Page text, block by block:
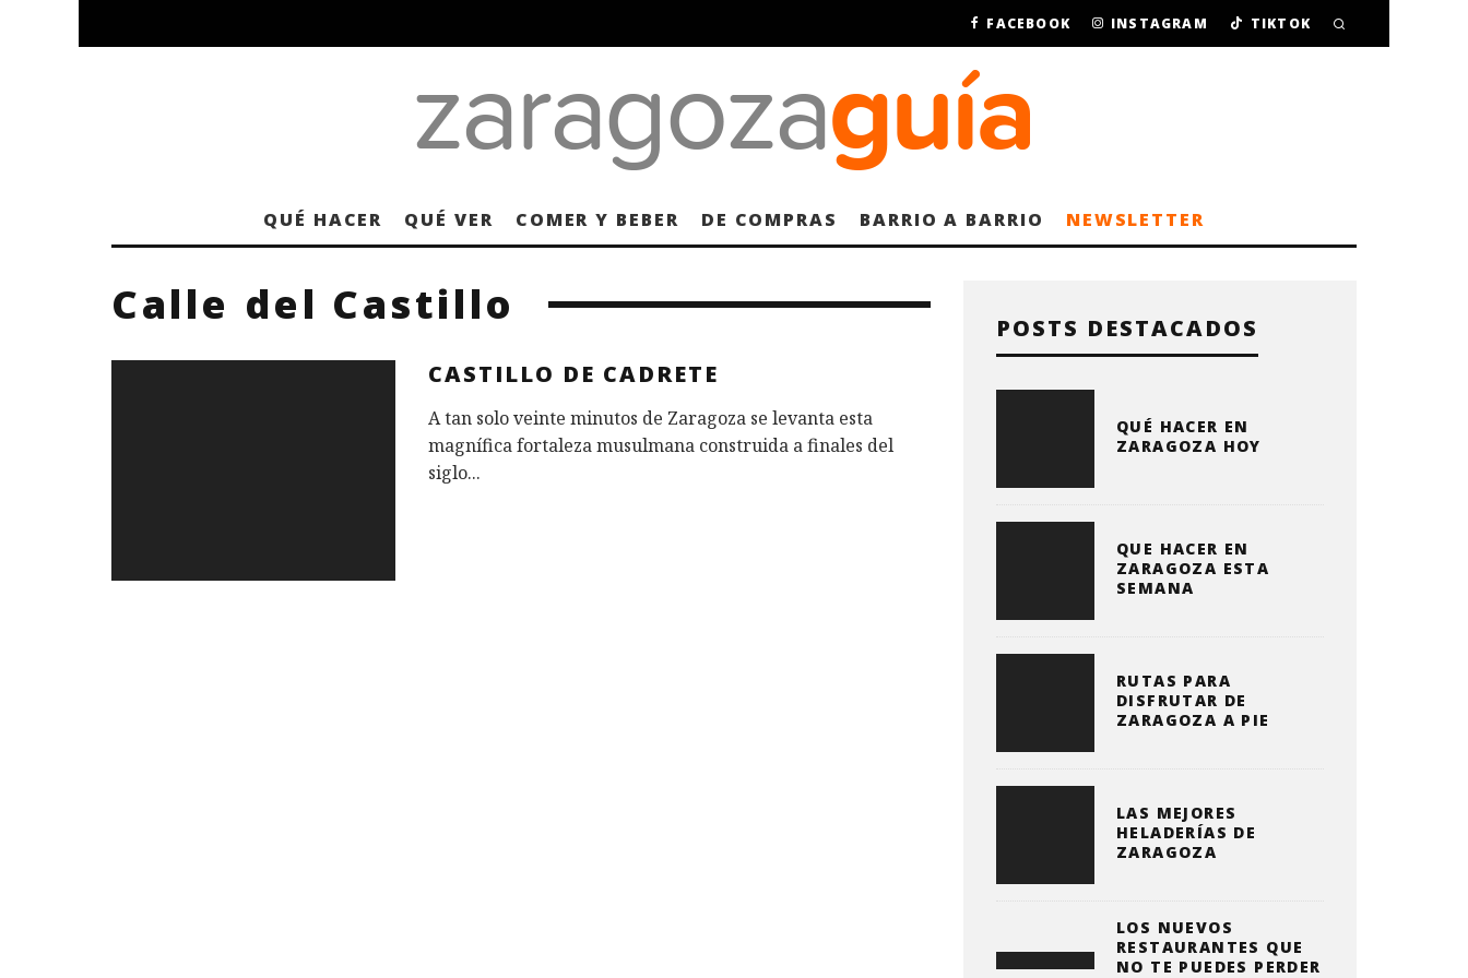
FACEBOOK INSTAGRAM TIKTOK
QUÉ HACER QUÉ VER COMER Y BEBER DE COMPRAS BARRIO A BARRIO NEWSLETTER
Calle del Castillo
CASTILLO DE CADRETE
A tan solo veinte minutos de Zaragoza se levanta esta
magnífica fortaleza musulmana construida a finales del
siglo...
POSTS DESTACADOS
QUÉ HACER EN
ZARAGOZA HOY
QUE HACER EN
ZARAGOZA ESTA
SEMANA
RUTAS PARA
DISFRUTAR DE
ZARAGOZA A PIE
LAS MEJORES
HELADERÍAS DE
ZARAGOZA
LOS NUEVOS
RESTAURANTES QUE
NO TE PUEDES PERDER